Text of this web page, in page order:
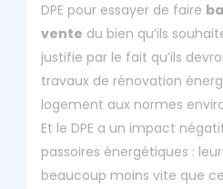
DPE pour essayer de faire
vente du bien qu’ils
justifie par le fait qu’ils
travaux de rénovation
logement aux normes
Et le DPE a un impact
passoires énergétiques :
beaucoup moins vite que